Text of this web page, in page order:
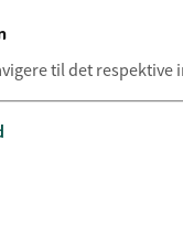
til det respektive